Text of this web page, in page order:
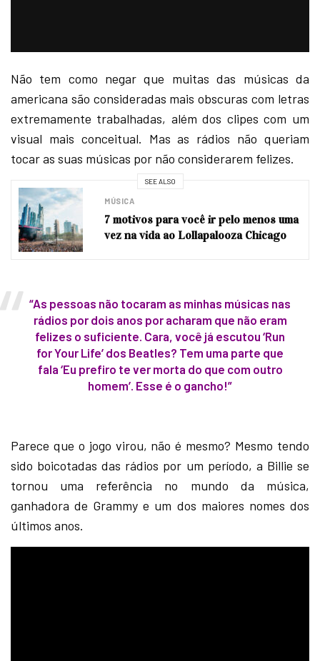
Não tem como negar que muitas das músicas da
americana são consideradas mais obscuras com letras
extremamente trabalhadas, além dos clipes com um
visual mais conceitual. Mas as rádios não queriam
tocar as suas músicas por não considerarem felizes.
SEE ALSO
MÚSICA
7 motivos para você ir pelo menos uma
vez na vida ao Lollapalooza Chicago
“As pessoas não tocaram as minhas músicas nas
rádios por dois anos por acharam que não eram
felizes o suficiente. Cara, você já escutou ‘Run
for Your Life’ dos Beatles? Tem uma parte que
fala ‘Eu prefiro te ver morta do que com outro
homem’. Esse é o gancho!”
Parece que o jogo virou, não é mesmo? Mesmo tendo
sido boicotadas das rádios por um período, a Billie se
tornou uma referência no mundo da música,
ganhadora de Grammy e um dos maiores nomes dos
últimos anos.